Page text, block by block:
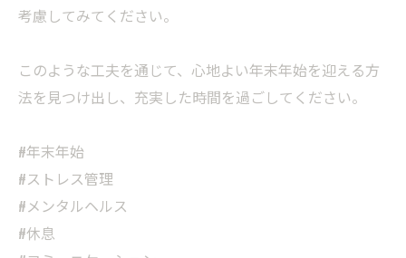
考慮してみてください。
このような工夫を通じて、心地よい年末年始を迎える方
法を見つけ出し、充実した時間を過ごしてください。
#年末年始
#ストレス管理
#メンタルヘルス
#休息